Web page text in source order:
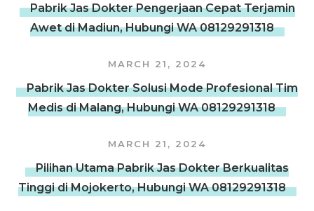
Pabrik Jas Dokter Pengerjaan Cepat Terjamin
Awet di Madiun, Hubungi WA 08129291318
MARCH 21, 2024
Pabrik Jas Dokter Solusi Mode Profesional Tim
Medis di Malang, Hubungi WA 08129291318
MARCH 21, 2024
Pilihan Utama Pabrik Jas Dokter Berkualitas
Tinggi di Mojokerto, Hubungi WA 08129291318